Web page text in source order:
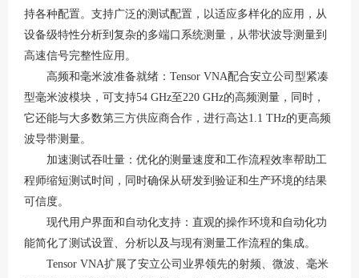
持各种配置。支持广泛的测试配置，以适应多样化的应用，从
设备级特性分析到复杂的多端口系统测量，从带状波导测量到
高速信号完整性应用。
高频和毫米波准备就绪： Tensor VNA配合安立公司型紧凑
型毫米波模块，可支持54 GHz至220 GHz的高频测量，同时，
它还能与大多数第三方供应商合作，进行高达1.1 THz的更高频
波导带测量。
加速测试吞吐量：优化的测量速度和工作流程效率帮助工
程师缩短测试时间，同时确保从研发到验证和生产环境的结果
可信度。
现代用户界面和自动化支持：直观的操作环境和自动化功
能简化了测试设置、分析以及与现有测量工作流程的集成。
Tensor VNA扩展了安立公司业界领先的射频、微波、毫米